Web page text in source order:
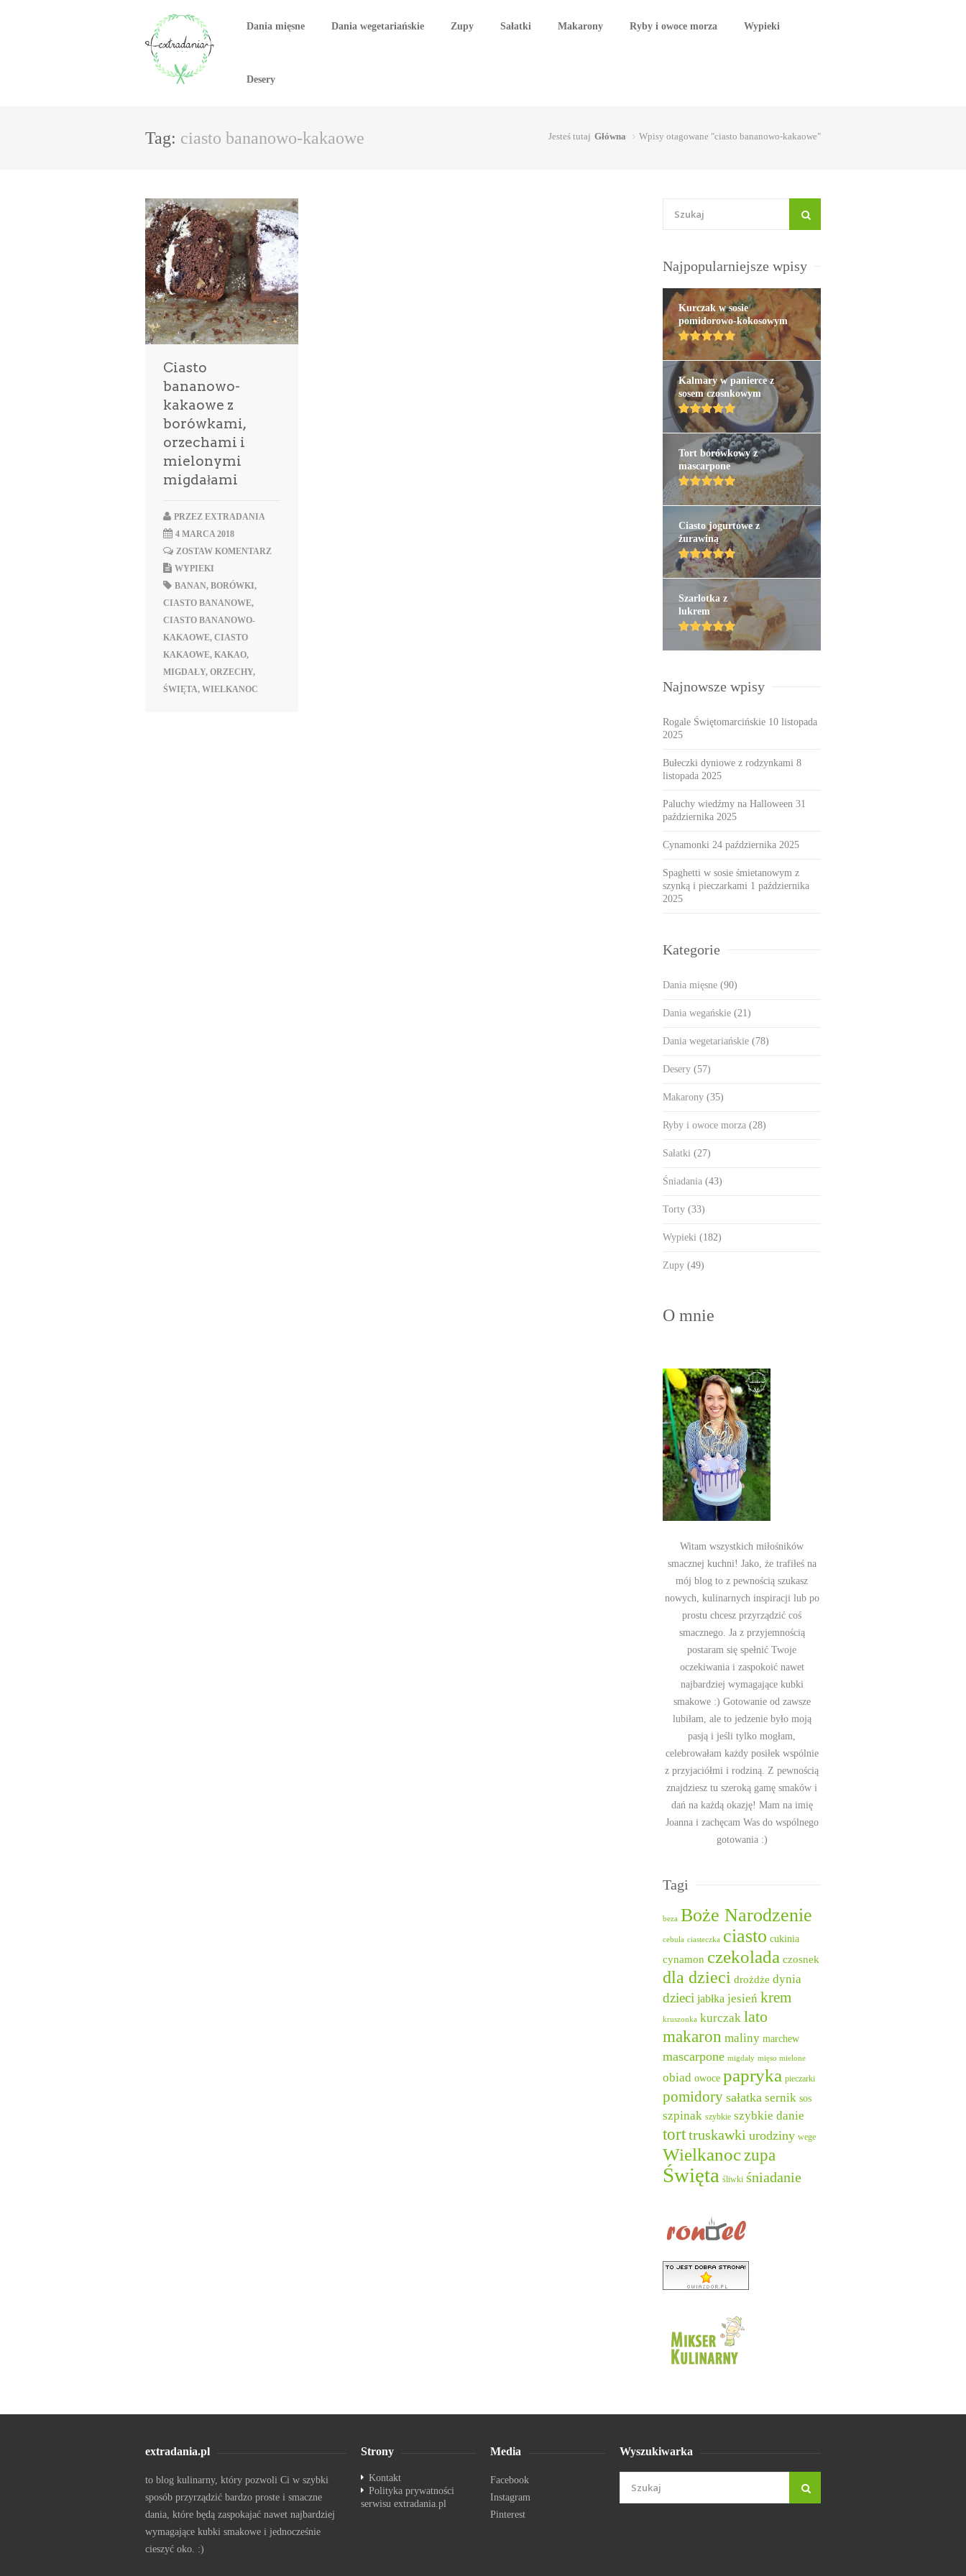
Dania mięsne Dania wegetariańskie Zupy Sałatki Makarony Ryby i owoce morza Wypieki
Desery
Tag: ciasto bananowo-kakaowe Jesteś tutaj Główna Wpisy otagowane "ciasto bananowo-kakaowe"
Ciasto
bananowo-
kakaowe z
borówkami,
orzechami i
mielonymi
migdałami
PRZEZ EXTRADANIA
4 MARCA 2018
ZOSTAW KOMENTARZ
WYPIEKI
BANAN, BORÓWKI,
CIASTO BANANOWE,
CIASTO BANANOWO-
KAKAOWE, CIASTO
KAKAOWE, KAKAO,
MIGDAŁY, ORZECHY,
ŚWIĘTA, WIELKANOC
Najpopularniejsze wpisy
Kurczak w sosie
pomidorowo-kokosowym
Kalmary w panierce z
sosem czosnkowym
Tort borówkowy z
mascarpone
Ciasto jogurtowe z
żurawiną
Szarlotka z
lukrem
Najnowsze wpisy
Rogale Świętomarcińskie 10 listopada
2025
Bułeczki dyniowe z rodzynkami 8
listopada 2025
Paluchy wiedźmy na Halloween 31
października 2025
Cynamonki 24 października 2025
Spaghetti w sosie śmietanowym z
szynką i pieczarkami 1 października
2025
Kategorie
Dania mięsne (90)
Dania wegańskie (21)
Dania wegetariańskie (78)
Desery (57)
Makarony (35)
Ryby i owoce morza (28)
Sałatki (27)
Śniadania (43)
Torty (33)
Wypieki (182)
Zupy (49)
O mnie
Witam wszystkich miłośników
smacznej kuchni! Jako, że trafiłeś na
mój blog to z pewnością szukasz
nowych, kulinarnych inspiracji lub po
prostu chcesz przyrządzić coś
smacznego. Ja z przyjemnością
postaram się spełnić Twoje
oczekiwania i zaspokoić nawet
najbardziej wymagające kubki
smakowe :) Gotowanie od zawsze
lubiłam, ale to jedzenie było moją
pasją i jeśli tylko mogłam,
celebrowałam każdy posiłek wspólnie
z przyjaciółmi i rodziną. Z pewnością
znajdziesz tu szeroką gamę smaków i
dań na każdą okazję! Mam na imię
Joanna i zachęcam Was do wspólnego
gotowania :)
Tagi
beza Boże Narodzenie
cebula ciasteczka ciasto cukinia
cynamon czekolada czosnek
dla dzieci drożdże dynia
dzieci jabłka jesień krem
kruszonka kurczak lato
makaron maliny marchew
mascarpone migdały mięso mielone
obiad owoce papryka pieczarki
pomidory sałatka sernik sos
szpinak szybkie szybkie danie
torttruskawki urodziny wege
Wielkanoczupa
Święta śliwki śniadanie
extradania.pl
to blog kulinarny, który pozwoli Ci w szybki
sposób przyrządzić bardzo proste i smaczne
dania, które będą zaspokajać nawet najbardziej
wymagające kubki smakowe i jednocześnie
cieszyć oko. :)
Strony
Kontakt
Polityka prywatności
serwisu extradania.pl
Media
Facebook
Instagram
Pinterest
Wyszukiwarka